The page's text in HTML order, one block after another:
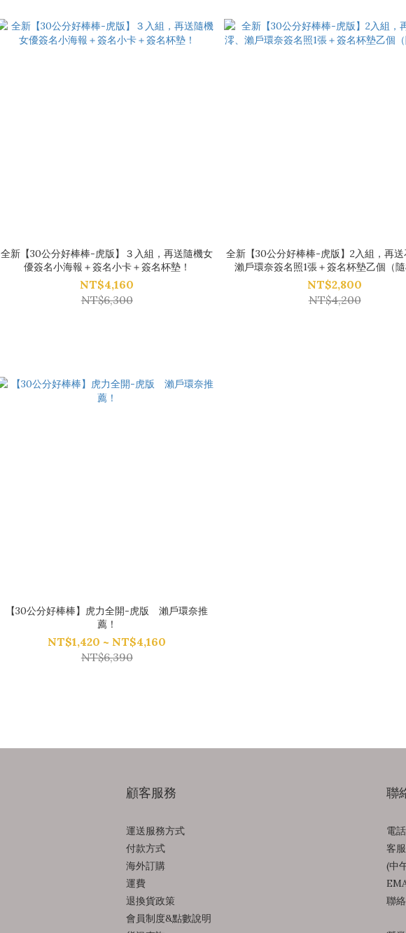
全新【30公分好棒棒-虎版】３入組，再送隨機女
優簽名小海報＋簽名小卡＋簽名杯墊！
NT$4,160
NT$6,300
全新【30公分好棒棒-虎版】2入組，再送
瀨戶環奈簽名照1張＋簽名杯墊乙個（隨
NT$2,800
NT$4,200
【30公分好棒棒】虎力全開-虎版 瀨戶環奈推
薦！
NT$1,420 ~ NT$4,160
NT$6,390
顧客服務
運送服務方式
付款方式
海外訂購
運費
退換貨政策
會員制度&點數說明
聯
電
客
(中
聯